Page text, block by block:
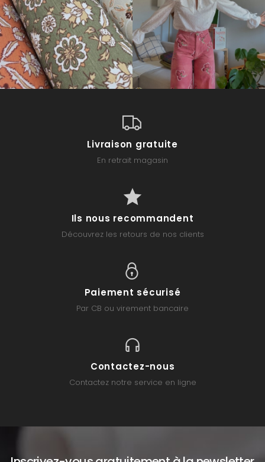
Livraison gratuite
En retrait magasin
Ils nous recommandent
Découvrez les retours de nos clients
Paiement sécurisé
Par CB ou virement bancaire
Contactez-nous
Contactez notre service en ligne